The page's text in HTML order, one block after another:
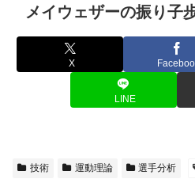
メイウェザーの振り子
X
LINE
技術 運動理論 選手分析